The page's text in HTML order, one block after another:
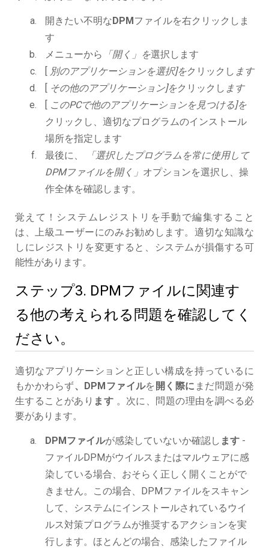
開きたい不明なDPMファイルを右クリックしま
す
メニューから
「開く」を選択します
[ 別のアプリケーションを選択]をクリックし ます
[ その他のアプリケーション]をクリックし ます
[ このPCで他のアプリケーションを見つける]を
クリックし、適切なプログラムのインストール
場所を指定します
最後に、
「選択したプログラムを常に使用して
DPMファイルを開く」 オプションを選択し、操
作全体を確認します。
覚えて！システムレジストリを手動で編集すること
は、上級ユーザーにのみお勧めします。適切な知識な
しにレジストリを変更すると、システムが損傷する可
能性があります。
ステップ3. DPMファイルに関連す
る他の考えられる問題を確認してく
ださい。
適切なアプリケーションと正しい構成を持っているに
もかかわらず、DPMファイルを 開く際に まだ問題が発
生することがあり ます 。次に、問題の理由を調べる必
要があります。
DPMファイルが感染していないか確認し ます -
ファイルDPMがウイルスまたはマルウェアに感
染している場合、おそらく正しく開くことがで
きません。この場合、DPMファイルをスキャン
して、システムにインストールされているウイ
ルス対策プログラムが推奨するアクションを実
行します。ほとんどの場合、感染したファイル